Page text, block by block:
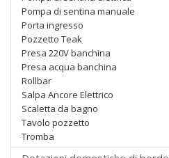
Pompa di sentina manuale
Porta ingresso
Pozzetto Teak
Presa 220V banchina
Presa acqua banchina
Rollbar
Salpa Ancore Elettrico
Scaletta da bagno
Tavolo pozzetto
Tromba